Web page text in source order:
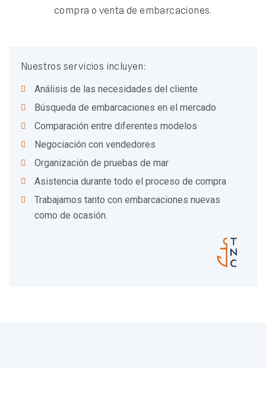
compra o venta de embarcaciones.
Nuestros servicios incluyen:
Análisis de las necesidades del cliente
Búsqueda de embarcaciones en el mercado
Comparación entre diferentes modelos
Negociación con vendedores
Organización de pruebas de mar
Asistencia durante todo el proceso de compra
Trabajamos tanto con embarcaciones nuevas
como de ocasión.